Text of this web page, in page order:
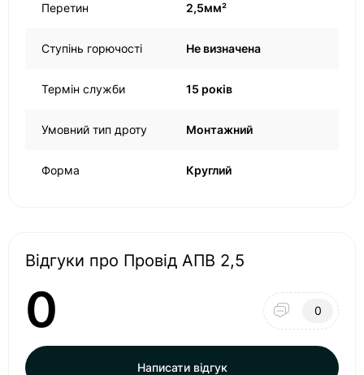
Перетин 2,5мм²
Ступінь горючості Не визначена
Термін служби 15 років
Умовний тип дроту Монтажний
Форма Круглий
Відгуки про Провід АПВ 2,5
0 0
Написати відгук